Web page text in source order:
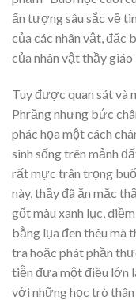
ấn tượng sâu sắc về
của các nhân vật, đặc
của nhân vật thầy giáo
Tuy được quan sát và
Phrăng nhưng bức
phác họa một cách
sinh sống trên mảnh
rất mực trân trọng
này, thầy đã ăn mặc
gốt màu xanh lục,
bằng lụa đen thêu mà
tra hoặc phát phần
tiễn đưa một điều lớn
với những học trò